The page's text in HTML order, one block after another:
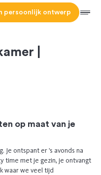
persoonlijk ontwerp Menu
|
op maat van je
Je ontspant er ’s avonds na
time met je gezin, je ontvangt
waar we veel tijd